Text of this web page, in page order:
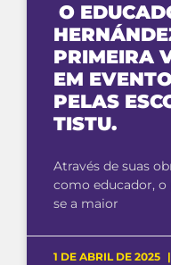
O
PRIMEIRA
EM
PELAS
TISTU.
Através de suas
como educador,
se a maior
1 DE ABRIL DE 2025